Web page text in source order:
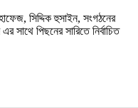
সিদ্দিক হুসাইন, সংগঠনের
পিছনের সারিতে নির্বাচিত